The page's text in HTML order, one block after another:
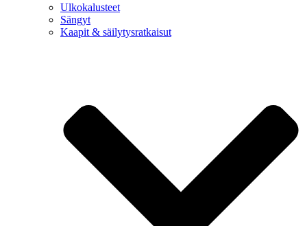
Ulkokalusteet
Sängyt
Kaapit & säilytysratkaisut